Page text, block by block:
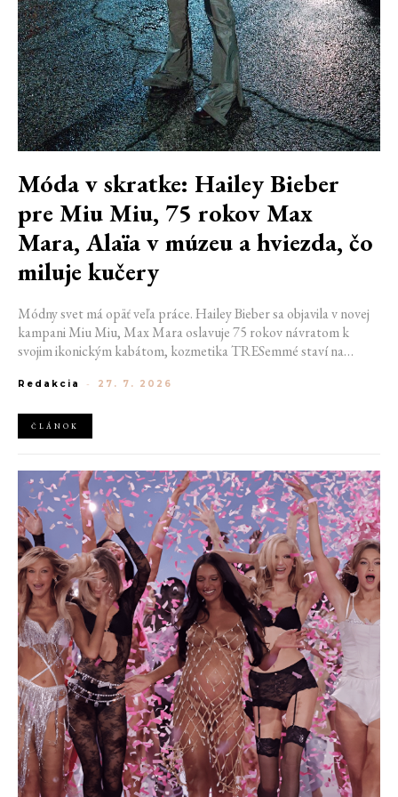
Móda v skratke: Hailey Bieber
pre Miu Miu, 75 rokov Max
Mara, Alaïa v múzeu a hviezda, čo
miluje kučery
Módny svet má opäť veľa práce. Hailey Bieber sa objavila v novej
kampani Miu Miu, Max Mara oslavuje 75 rokov návratom k
svojim ikonickým kabátom, kozmetika TRESemmé staví na
a v San Franciscu pripravujú prvú veľkú americkú retrospektívu
Redakcia - 27. 7. 2026
ČLÁNOK